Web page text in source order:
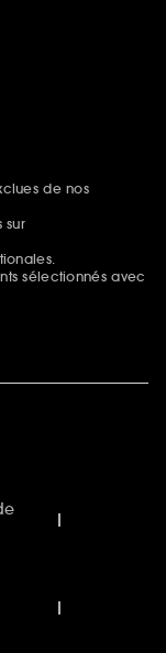
de nos
sur
sélectionnés avec